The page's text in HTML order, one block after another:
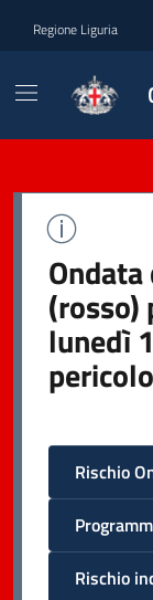
Regione Liguria
(rosso)
lunedì
Rischio
Rischio